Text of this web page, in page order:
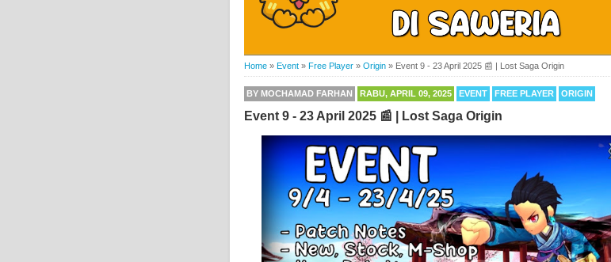
Home » Event » Free Player » Origin » Event 9 - 23 April 2025 📰 | Lost Saga Origin
BY MOCHAMAD FARHAN RABU, APRIL 09, 2025 EVENT FREE PLAYER ORIGIN
Event 9 - 23 April 2025 📰 | Lost Saga Origin